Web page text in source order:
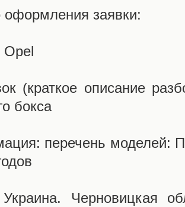
заявки:
(краткое описание
бокса
перечень моделей:
Черновицкая